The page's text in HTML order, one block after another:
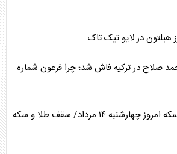
امنیتی جدید است؟
در تثبیت معادلات
مقابل برزیل
هیلتون در لایو تیک تاک
صلاح در ترکیه فاش شد؛ چرا فرعون شماره
آخرین قیمت طلا و سکه امروز چهارشنبه ۱۴ مرداد/ سقف طلا و سکه